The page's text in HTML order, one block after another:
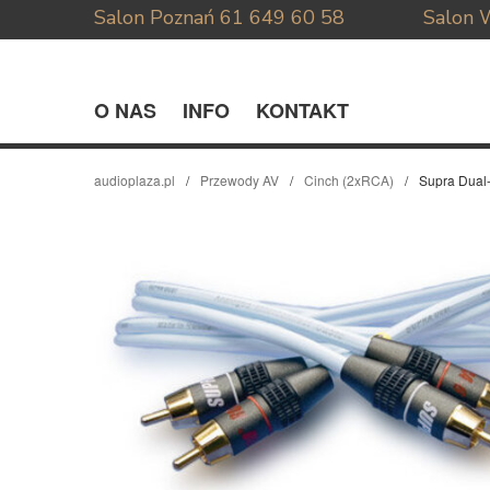
Salon Poznań 61 649 60 58 Salon
O NAS INFO KONTAKT
audioplaza.pl Przewody AV Cinch (2xRCA) Supra